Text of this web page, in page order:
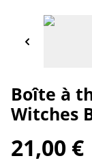
Boîte à
Witches
21,00 €